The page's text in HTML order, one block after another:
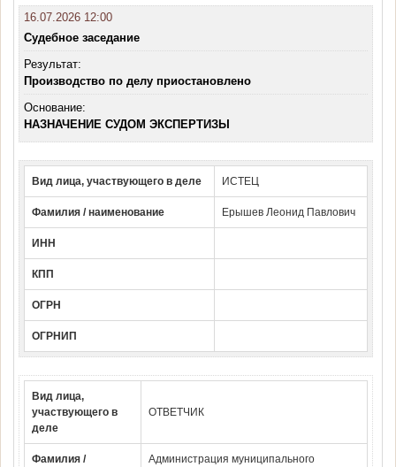
16.07.2026 12:00
Судебное заседание
Результат:
Производство по делу приостановлено
Основание:
НАЗНАЧЕНИЕ СУДОМ ЭКСПЕРТИЗЫ
Вид лица, участвующего в деле ИСТЕЦ
Фамилия / наименование Ерышев Леонид Павлович
ИНН
КПП
ОГРН
ОГРНИП
Вид лица,
участвующего в
деле
ОТВЕТЧИК
Фамилия /
Администрация муниципального